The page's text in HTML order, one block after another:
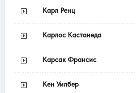
Карл Ренц
Карлос Кастанеда
Карсак Франсис
Кен Уилбер